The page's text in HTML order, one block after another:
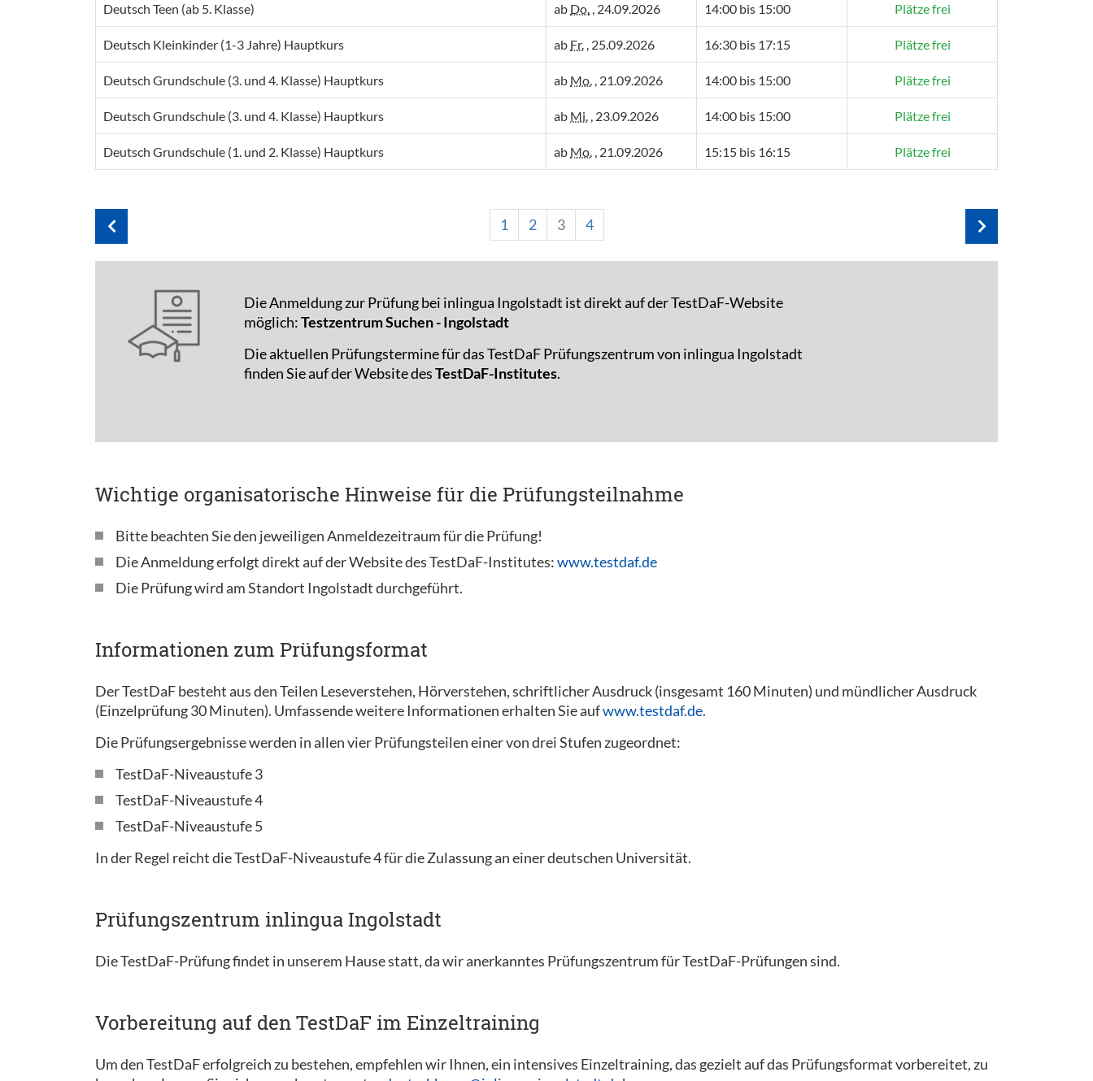
Deutsch Teen (ab 5. Klasse) ab Do. , 24.09.2026 14:00 bis 15:00 Plätze frei
Deutsch Kleinkinder (1-3 Jahre) Hauptkurs ab Fr. , 25.09.2026 16:30 bis 17:15 Plätze frei
Deutsch Grundschule (3. und 4. Klasse) Hauptkurs ab Mo. , 21.09.2026 14:00 bis 15:00 Plätze frei
Deutsch Grundschule (3. und 4. Klasse) Hauptkurs ab Mi. , 23.09.2026 14:00 bis 15:00 Plätze frei
Deutsch Grundschule (1. und 2. Klasse) Hauptkurs ab Mo. , 21.09.2026 15:15 bis 16:15 Plätze frei
1 2 3 4
Die Anmeldung zur Prüfung bei inlingua Ingolstadt ist direkt auf der TestDaF-Website
möglich:Testzentrum Suchen - Ingolstadt
Die aktuellen Prüfungstermine für das TestDaF Prüfungszentrum von inlingua Ingolstadt
finden Sie auf der Website desTestDaF-Institutes.
Wichtige organisatorische Hinweise für die Prüfungsteilnahme
Bitte beachten Sie den jeweiligen Anmeldezeitraum für die Prüfung!
Die Anmeldung erfolgt direkt auf der Website des TestDaF-Institutes:www.testdaf.de
Die Prüfung wird am Standort Ingolstadt durchgeführt.
Informationen zum Prüfungsformat
Der TestDaF besteht aus den Teilen Leseverstehen, Hörverstehen, schriftlicher Ausdruck (insgesamt 160 Minuten) und mündlicher Ausdruck
(Einzelprüfung 30 Minuten). Umfassende weitere Informationen erhalten Sie aufwww.testdaf.de.
Die Prüfungsergebnisse werden in allen vier Prüfungsteilen einer von drei Stufen zugeordnet:
TestDaF-Niveaustufe 3
TestDaF-Niveaustufe 4
TestDaF-Niveaustufe 5
In der Regel reicht die TestDaF-Niveaustufe 4 für die Zulassung an einer deutschen Universität.
Prüfungszentrum inlingua Ingolstadt
Die TestDaF-Prüfung findet in unserem Hause statt, da wir anerkanntes Prüfungszentrum für TestDaF-Prüfungen sind.
Vorbereitung auf den TestDaF im Einzeltraining
Um den TestDaF erfolgreich zu bestehen, empfehlen wir Ihnen, ein intensives Einzeltraining, das gezielt auf das Prüfungsformat vorbereitet, zu